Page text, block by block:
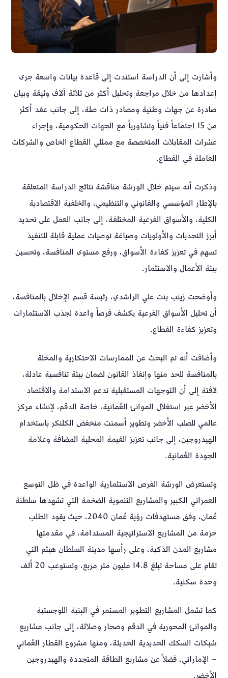
وأشارت إلى أن الدراسة استندت إلى قاعدة بيانات واسعة جرى
إعدادها من خلال مراجعة وتحليل أكثر من ثلاثة آلاف وثيقة وبيان
صادرة عن جهات وطنية ومصادر ذات صلة، إلى جانب عقد أكثر
من 15 اجتماعاً فنياً وتشاورياً مع الجهات الحكومية، وإجراء
عشرات المقابلات المتخصصة مع ممثلي القطاع الخاص والشركات
العاملة في القطاع.
وذكرت أنه سيتم خلال الورشة مناقشة نتائج الدراسة المتعلقة
بالإطار المؤسسي والقانوني والتنظيمي، والخلفية الاقتصادية
الكلية، والأسواق الفرعية المختلفة، إلى جانب العمل على تحديد
أبرز التحديات والأولويات وصياغة توصيات عملية قابلة للتنفيذ
تسهم في تعزيز كفاءة الأسواق، ورفع مستوى المنافسة، وتحسين
بيئة الأعمال والاستثمار.
وأوضحت زينب بنت علي الراشدي، رئيسة قسم الإخلال بالمنافسة،
أن تحليل الأسواق الفرعية يكشف فرصاً واعدة لجذب الاستثمارات
وتعزيز كفاءة القطاع.
وأضافت أنه تم البحث عن الممارسات الاحتكارية والمخلة
بالمنافسة للحد منها وإنفاذ القانون لضمان بيئة تنافسية عادلة،
لافتة إلى أن التوجهات المستقبلية تدعم الاستدامة والاقتصاد
الأخضر عبر استغلال الموانئ العُمانية، خاصة الدقم، لإنشاء مركز
عالمي للصلب الأخضر وتطوير أسمنت منخفض الكلنكر باستخدام
الهيدروجين، إلى جانب تعزيز القيمة المحلية المضافة وعلامة
الجودة العُمانية.
وتستعرض الورشة الفرص الاستثمارية الواعدة في ظل التوسع
العمراني الكبير والمشاريع التنموية الضخمة التي تشهدها سلطنة
عُمان، وفق مستهدفات رؤية عُمان 2040، حيث يقود الطلب
حزمة من المشاريع الاستراتيجية المستدامة، في مقدمتها
مشاريع المدن الذكية، وعلى رأسها مدينة السلطان هيثم التي
تقام على مساحة تبلغ 14.8 مليون متر مربع، وتستوعب 20 ألف
وحدة سكنية.
كما تشمل المشاريع التطوير المستمر في البنية اللوجستية
والموانئ المحورية في الدقم وصحار وصلالة، إلى جانب مشاريع
شبكات السكك الحديدية الحديثة، ومنها مشروع القطار العُماني
– الإماراتي، فضلاً عن مشاريع الطاقة المتجددة والهيدروجين